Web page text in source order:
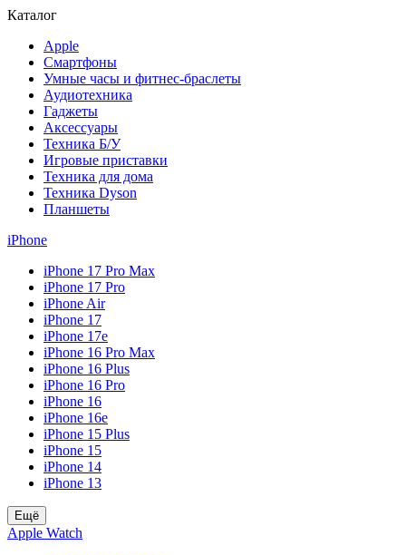
Каталог
Apple
Смартфоны
Умные часы и фитнес-браслеты
Аудиотехника
Гаджеты
Аксессуары
Техника Б/У
Игровые приставки
Техника для дома
Техника Dyson
Планшеты
iPhone
iPhone 17 Pro Max
iPhone 17 Pro
iPhone Air
iPhone 17
iPhone 17e
iPhone 16 Pro Max
iPhone 16 Plus
iPhone 16 Pro
iPhone 16
iPhone 16e
iPhone 15 Plus
iPhone 15
iPhone 14
iPhone 13
Ещё
Apple Watch